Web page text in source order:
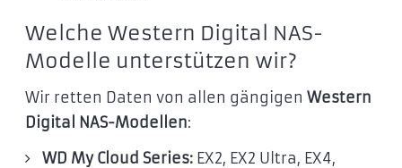
Welche Western Digital NAS-
Modelle unterstützen wir?
Wir retten Daten von allen gängigen Western
Digital NAS-Modellen:
WD My Cloud Series:EX2, EX2 Ultra, EX4,